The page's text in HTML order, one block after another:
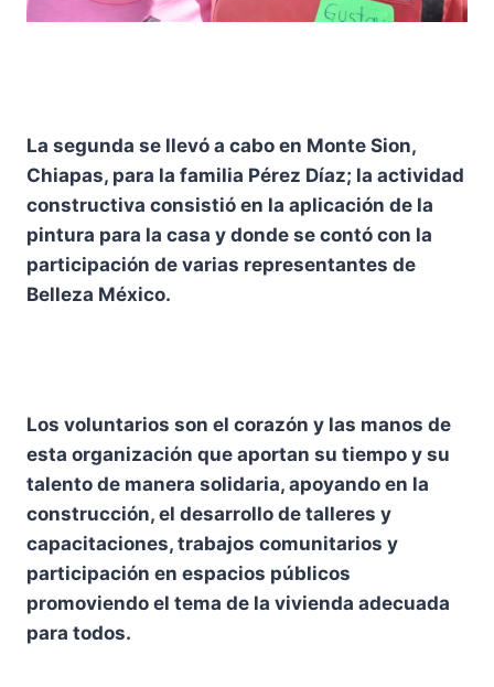
La segunda se llevó a cabo en Monte Sion,
Chiapas, para la familia Pérez Díaz; la actividad
constructiva consistió en la aplicación de la
pintura para la casa y donde se contó con la
participación de varias representantes de
Belleza México.
Los voluntarios son el corazón y las manos de
esta organización que aportan su tiempo y su
talento de manera solidaria, apoyando en la
construcción, el desarrollo de talleres y
capacitaciones, trabajos comunitarios y
participación en espacios públicos
promoviendo el tema de la vivienda adecuada
para todos.